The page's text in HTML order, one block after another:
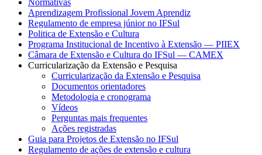
Aprendizagem Profissional Jovem Aprendiz
Regulamento de empresa júnior no IFSul
Politica de Extensão e Cultura
Programa Institucional de Incentivo à Extensão — PIIEX
Câmara de Extensão e Cultura do IFSul — CAMEX
Curricularização da Extensão e Pesquisa
Curricularização da Extensão e Pesquisa
Documentos orientadores
Metodologia e cronograma
Vídeos
Perguntas mais frequentes
Ações registradas
Guia para Projetos de Extensão no IFSul
Regulamento de ações de extensão e cultura